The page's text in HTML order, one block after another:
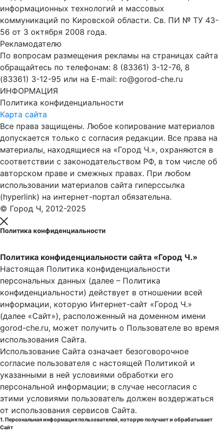
информационных технологий и массовых
коммуникаций по Кировской области. Св. ПИ № ТУ 43-
56 от 3 октября 2008 года.
Рекламодателю
По вопросам размещения рекламы на страницах сайта
обращайтесь по телефонам: 8 (83361) 3-12-76, 8
(83361) 3-12-95 или на E-mail: ro@gorod-che.ru
ИНФОРМАЦИЯ
Политика конфиденциальности
Карта сайта
Все права защищены. Любое копирование материалов
допускается только с согласия редакции. Все права на
материалы, находящиеся на «Город Ч.», охраняются в
соответствии с законодательством РФ, в том числе об
авторском праве и смежных правах. При любом
использовании материалов сайта гиперссылка
(hyperlink) на интернет-портал обязательна.
© Город Ч, 2012-2025
Политика конфиденциальности
Политика конфиденциальности сайта «Город Ч.»
Настоящая Политика конфиденциальности
персональных данных (далее – Политика
конфиденциальности) действует в отношении всей
информации, которую Интернет-сайт «Город Ч.»
(далее «Сайт»), расположенный на доменном имени
gorod-che.ru, может получить о Пользователе во время
использования Cайта.
Использование Сайта означает безоговорочное
согласие пользователя с настоящей Политикой и
указанными в ней условиями обработки его
персональной информации; в случае несогласия с
этими условиями пользователь должен воздержаться
от использования сервисов Сайта.
1. Персональная информация пользователей, которую получает и обрабатывает
Сайт